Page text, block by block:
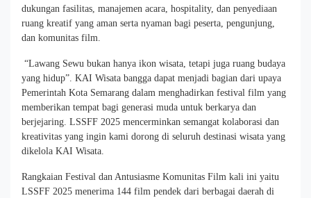
dukungan fasilitas, manajemen acara, hospitality, dan penyediaan
ruang kreatif yang aman serta nyaman bagi peserta, pengunjung,
dan komunitas film.
“Lawang Sewu bukan hanya ikon wisata, tetapi juga ruang budaya
yang hidup”. KAI Wisata bangga dapat menjadi bagian dari upaya
Pemerintah Kota Semarang dalam menghadirkan festival film yang
memberikan tempat bagi generasi muda untuk berkarya dan
berjejaring. LSSFF 2025 mencerminkan semangat kolaborasi dan
kreativitas yang ingin kami dorong di seluruh destinasi wisata yang
dikelola KAI Wisata.
Rangkaian Festival dan Antusiasme Komunitas Film kali ini yaitu
LSSFF 2025 menerima 144 film pendek dari berbagai daerah di